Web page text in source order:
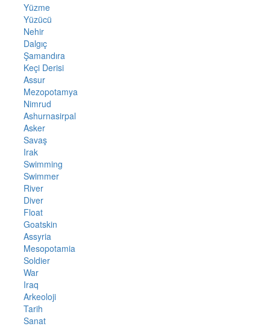
Yüzme
Yüzücü
Nehir
Dalgıç
Şamandıra
Keçi Derisi
Assur
Mezopotamya
Nimrud
Ashurnasirpal
Asker
Savaş
Irak
Swimming
Swimmer
River
Diver
Float
Goatskin
Assyria
Mesopotamia
Soldier
War
Iraq
Arkeoloji
Tarih
Sanat